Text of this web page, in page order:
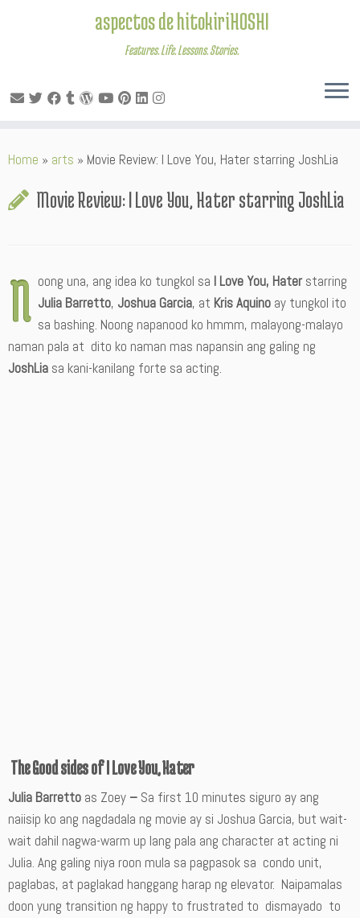
to
aspectos de hitokiriHOSHI
Features. Life. Lessons. Stories.
Home » arts » Movie Review: I Love You, Hater starring JoshLia
Movie Review: I Love You, Hater starring JoshLia
N oong una, ang idea ko tungkol sa I Love You, Hater starring
Julia Barretto, Joshua Garcia, at Kris Aquino ay tungkol ito
sa bashing. Noong napanood ko hmmm, malayong-malayo
naman pala at dito ko naman mas napansin ang galing ng
JoshLia sa kani-kanilang forte sa acting.
The Good sides of I Love You, Hater
Julia Barretto as Zoey – Sa first 10 minutes siguro ay ang
naiisip ko ang nagdadala ng movie ay si Joshua Garcia, but wait-
wait dahil nagwa-warm up lang pala ang character at acting ni
Julia. Ang galing niya roon mula sa pagpasok sa condo unit,
paglabas, at paglakad hanggang harap ng elevator. Naipamalas
doon yung transition ng happy to frustrated to dismayado to